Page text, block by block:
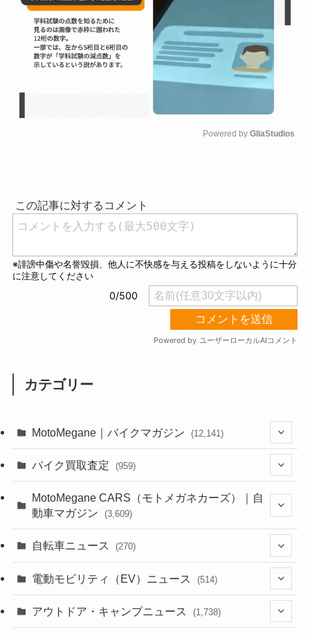
Powered by GliaStudios
カテゴリー
MotoMegane｜バイクマガジン (12,141)
(44)
(640)
(118)
(60)
(252)
(38) (249)
(306)
(6,958)
(2,474)
(1,226)
バイク買取査定 (959)
(352)
MotoMegane CARS（モトメガネカーズ）｜自
動車マガジン
(3,609)
(187)
自転車ニュース (270)
(54)
(211)
電動モビリティ（EV）ニュース (514)
(132)
アウトドア・キャンプニュース (1,738)